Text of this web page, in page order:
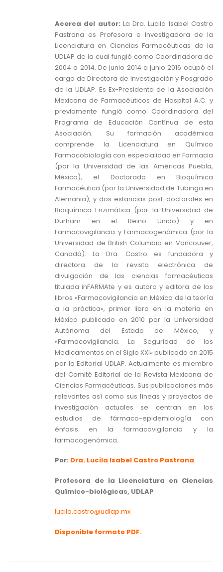
Acerca del autor: La Dra. Lucila Isabel Castro
Pastrana es Profesora e Investigadora de la
Licenciatura en Ciencias Farmacéuticas de la
UDLAP de la cual fungió como Coordinadora de
2004 a 2014. De junio 2014 a junio 2016 ocupó el
cargo de Directora de Investigación y Posgrado
de la UDLAP. Es Ex-Presidenta de la Asociación
Mexicana de Farmacéuticos de Hospital A.C. y
previamente fungió como Coordinadora del
Programa de Educación Contínua de esta
Asociación. Su formación académica
comprende la Licenciatura en Químico
Farmacobiología con especialidad en Farmacia
(por la Universidad de las Américas Puebla,
México), el Doctorado en Bioquímica
Farmacéutica (por la Universidad de Tubinga en
Alemania), y dos estancias post-doctorales en
Bioquímica Enzimática (por la Universidad de
Durham en el Reino Unido) y en
Farmacovigilancia y Farmacogenómica (por la
Universidad de British Columbia en Vancouver,
Canadá). La Dra. Castro es fundadora y
directora de la revista electrónica de
divulgación de las ciencias farmacéuticas
titulada inFARMAte y es autora y editora de los
libros «Farmacovigilancia en México de la teoría
a la práctica», primer libro en la materia en
México publicado en 2010 por la Universidad
Autónoma del Estado de México, y
«Farmacovigilancia. La Seguridad de los
Medicamentos en el Siglo XXI» publicado en 2015
por la Editorial UDLAP. Actualmente es miembro
del Comité Editorial de la Revista Mexicana de
Ciencias Farmacéuticas. Sus publicaciones más
relevantes así como sus líneas y proyectos de
investigación actuales se centran en los
estudios de fármaco-epidemiología con
énfasis en la farmacovigilancia y la
farmacogenómica.
Por: Dra. Lucila Isabel Castro Pastrana
Profesora de la Licenciatura en Ciencias
Químico-biológicas, UDLAP
lucila.castro@udlap.mx
Disponible formato PDF.